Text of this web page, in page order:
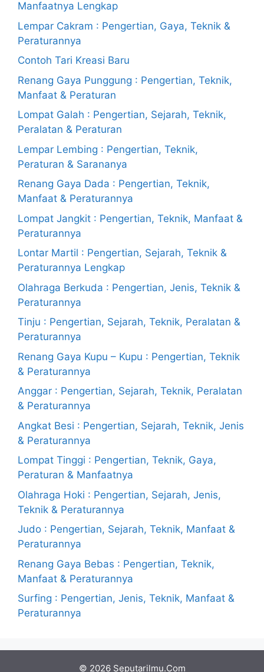
Manfaatnya Lengkap
Lempar Cakram : Pengertian, Gaya, Teknik &
Peraturannya
Contoh Tari Kreasi Baru
Renang Gaya Punggung : Pengertian, Teknik,
Manfaat & Peraturan
Lompat Galah : Pengertian, Sejarah, Teknik,
Peralatan & Peraturan
Lempar Lembing : Pengertian, Teknik,
Peraturan & Sarananya
Renang Gaya Dada : Pengertian, Teknik,
Manfaat & Peraturannya
Lompat Jangkit : Pengertian, Teknik, Manfaat &
Peraturannya
Lontar Martil : Pengertian, Sejarah, Teknik &
Peraturannya Lengkap
Olahraga Berkuda : Pengertian, Jenis, Teknik &
Peraturannya
Tinju : Pengertian, Sejarah, Teknik, Peralatan &
Peraturannya
Renang Gaya Kupu – Kupu : Pengertian, Teknik
& Peraturannya
Anggar : Pengertian, Sejarah, Teknik, Peralatan
& Peraturannya
Angkat Besi : Pengertian, Sejarah, Teknik, Jenis
& Peraturannya
Lompat Tinggi : Pengertian, Teknik, Gaya,
Peraturan & Manfaatnya
Olahraga Hoki : Pengertian, Sejarah, Jenis,
Teknik & Peraturannya
Judo : Pengertian, Sejarah, Teknik, Manfaat &
Peraturannya
Renang Gaya Bebas : Pengertian, Teknik,
Manfaat & Peraturannya
Surfing : Pengertian, Jenis, Teknik, Manfaat &
Peraturannya
© 2026 Seputarilmu.Com